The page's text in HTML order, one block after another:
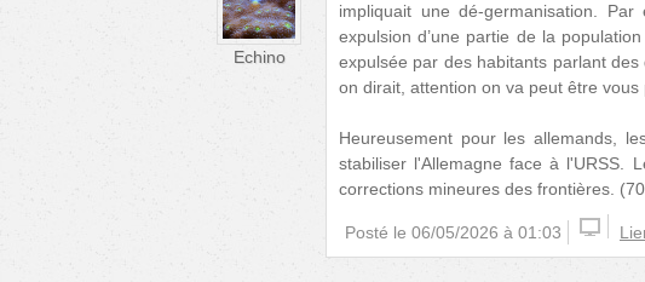
Echino
impliquait une dé-germanisation.
expulsion d’une partie de la
expulsée par des habitants parlant
on dirait, attention on va peut être vous
Heureusement pour les allemands,
stabiliser l'Allemagne face à l'URSS.
corrections mineures des frontières.
Posté le 06/05/2026 à 01:03